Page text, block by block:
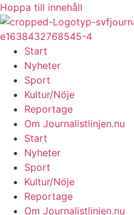
Hoppa till innehåll
Start
Nyheter
Sport
Kultur/Nöje
Reportage
Om Journalistlinjen.nu
Start
Nyheter
Sport
Kultur/Nöje
Reportage
Om Journalistlinjen.nu